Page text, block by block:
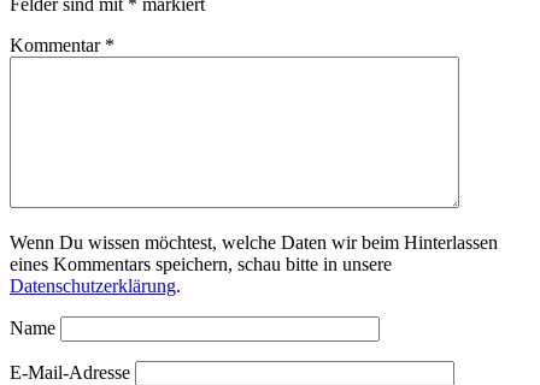
Felder sind mit * markiert
Kommentar *
Wenn Du wissen möchtest, welche Daten wir beim Hinterlassen
eines Kommentars speichern, schau bitte in unsere
Datenschutzerklärung.
Name
E-Mail-Adresse